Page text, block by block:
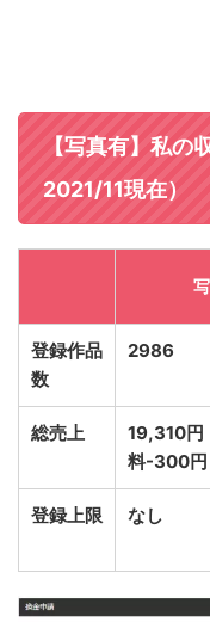
【写真有】私
2021/11現在）
登録作品
数
2986
総売上
19,310円
料-300円
登録上限 なし